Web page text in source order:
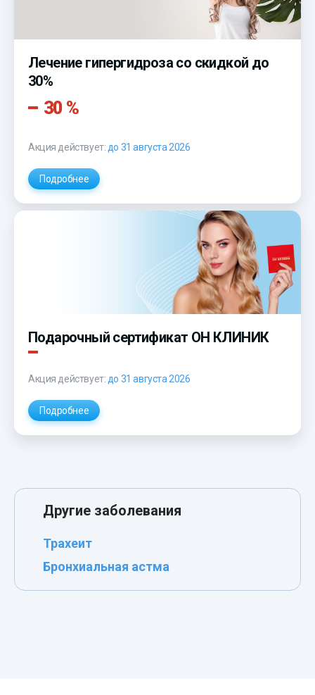
Лечение гипергидроза со скидкой до
30%
30 %
Акция действует: до 31 августа 2026
Подробнее
Подарочный сертификат ОН КЛИНИК
Акция действует: до 31 августа 2026
Подробнее
Другие заболевания
Трахеит
Бронхиальная астма